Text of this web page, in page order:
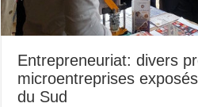
Entrepreneuriat: divers
microentreprises
du Sud